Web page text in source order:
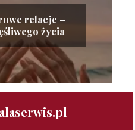
relacje –
życia